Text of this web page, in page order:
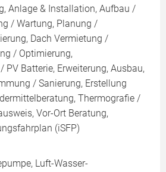
Anlage & Installation, Aufbau /
/ Wartung, Planung /
Dach Vermietung /
/ Optimierung,
PV Batterie, Erweiterung, Ausbau,
/ Sanierung, Erstellung
Thermografie /
Vor-Ort Beratung,
(iSFP)
Luft-Wasser-